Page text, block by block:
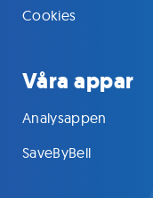
Cookies
Våra appar
Analysappen
SaveByBell